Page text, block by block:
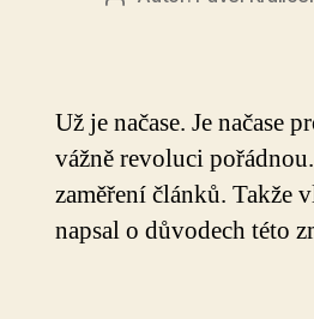
Už je načase. Je
vážně revoluci
zaměření článků. Takže
napsal o důvodech této